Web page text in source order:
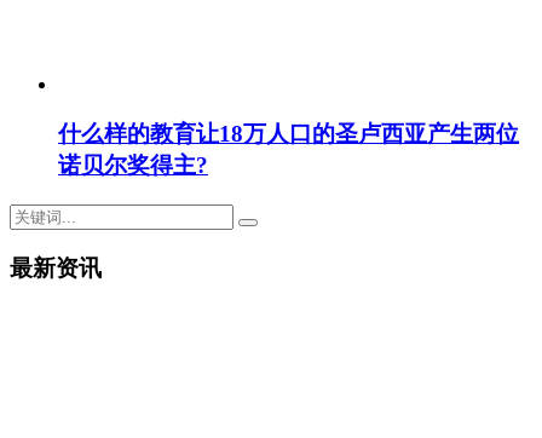
什么样的教育让18万人口的圣卢西亚产生两位
诺贝尔奖得主?
最新资讯